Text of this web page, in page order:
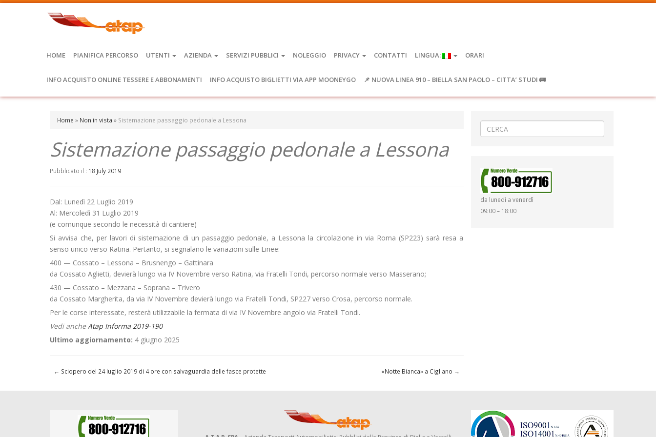
HOME PIANIFICA PERCORSO UTENTI AZIENDA SERVIZI PUBBLICI NOLEGGIO PRIVACY CONTATTI LINGUA: ORARI
INFO ACQUISTO ONLINE TESSERE E ABBONAMENTI INFO ACQUISTO BIGLIETTI VIA APP MOONEYGO 📌 NUOVA LINEA 910 – BIELLA SAN PAOLO – CITTA’ STUDI 🚌
Home » Non in vista » Sistemazione passaggio pedonale a Lessona
Sistemazione passaggio pedonale a Lessona
Pubblicato il : 18 July 2019
Dal: Lunedì 22 Luglio 2019
Al: Mercoledì 31 Luglio 2019
(e comunque secondo le necessità di cantiere)
Si avvisa che, per lavori di sistemazione di un passaggio pedonale, a Lessona la circolazione in via Roma (SP223) sarà resa a
senso unico verso Ratina. Pertanto, si segnalano le variazioni sulle Linee:
400 — Cossato – Lessona – Brusnengo – Gattinara
da Cossato Aglietti, devierà lungo via IV Novembre verso Ratina, via Fratelli Tondi, percorso normale verso Masserano;
430 — Cossato – Mezzana – Soprana – Trivero
da Cossato Margherita, da via IV Novembre devierà lungo via Fratelli Tondi, SP227 verso Crosa, percorso normale.
Per le corse interessate, resterà utilizzabile la fermata di via IV Novembre angolo via Fratelli Tondi.
Vedi ancheAtap Informa 2019-190
Ultimo aggiornamento: 4 giugno 2025
← Sciopero del 24 luglio 2019 di 4 ore con salvaguardia delle fasce protette «Notte Bianca» a Cigliano →
da lunedì a venerdì
09:00 – 18:00